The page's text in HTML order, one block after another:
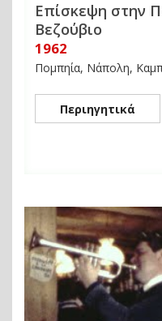
Επίσκεψη στην
Βεζούβιο
1962
Πομπηία, Νάπολη,
Περιηγητικά